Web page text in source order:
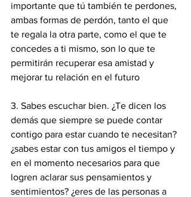
importante que tú también te perdones,
ambas formas de perdón, tanto el que
te regala la otra parte, como el que te
concedes a ti mismo, son lo que te
permitirán recuperar esa amistad y
mejorar tu relación en el futuro
3. Sabes escuchar bien. ¿Te dicen los
demás que siempre se puede contar
contigo para estar cuando te necesitan?
¿sabes estar con tus amigos el tiempo y
en el momento necesarios para que
logren aclarar sus pensamientos y
sentimientos? ¿eres de las personas a